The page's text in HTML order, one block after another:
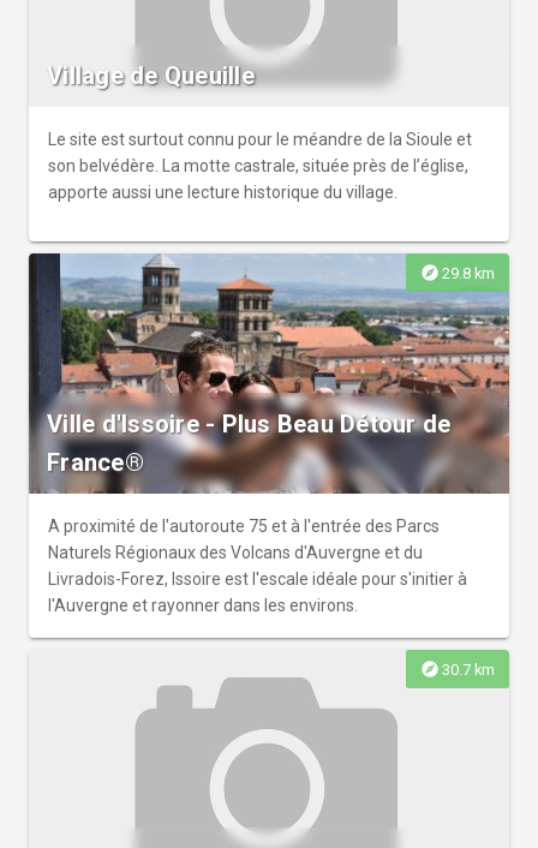
Village de Queuille
Le site est surtout connu pour le méandre de la Sioule et
son belvédère. La motte castrale, située près de l’église,
apporte aussi une lecture historique du village.
explore 29.8 km
Ville d'Issoire - Plus Beau Détour de
France®
A proximité de l'autoroute 75 et à l'entrée des Parcs
Naturels Régionaux des Volcans d'Auvergne et du
Livradois-Forez, Issoire est l'escale idéale pour s'initier à
l'Auvergne et rayonner dans les environs.
explore 30.7 km